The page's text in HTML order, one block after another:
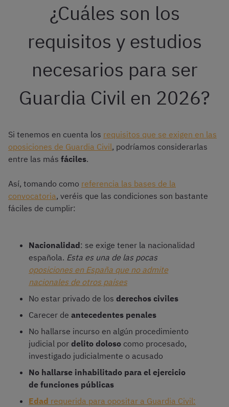
¿Cuáles son los
requisitos y estudios
necesarios para ser
Guardia Civil en 2026?
Si tenemos en cuenta los requisitos que se exigen en las
oposiciones de Guardia Civil, podríamos considerarlas
entre las más fáciles.
Así, tomando como referencia las bases de la
convocatoria, veréis que las condiciones son bastante
fáciles de cumplir:
Nacionalidad: se exige tener la nacionalidad
española. Esta es una de las pocas
oposiciones en España que no admite
nacionales de otros países
No estar privado de los derechos civiles
Carecer de antecedentes penales
No hallarse incurso en algún procedimiento
judicial por delito doloso como procesado,
investigado judicialmente o acusado
No hallarse inhabilitado para el ejercicio
de funciones públicas
Edad requerida para opositar a Guardia Civil: